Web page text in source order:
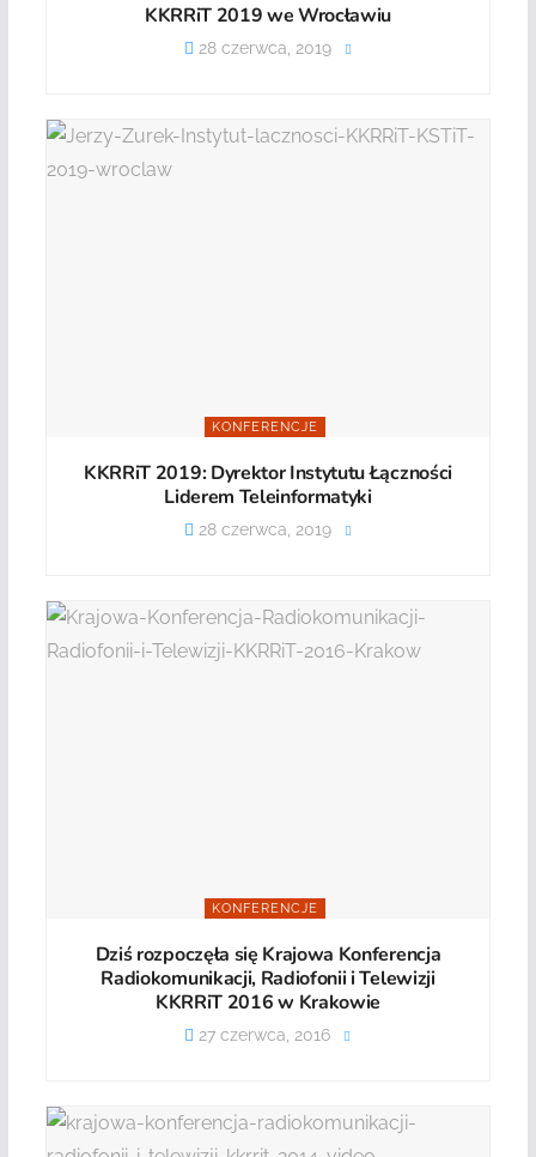
KKRRiT 2019 we Wrocławiu
28 czerwca, 2019
KONFERENCJE
KKRRiT 2019: Dyrektor Instytutu Łączności
Liderem Teleinformatyki
28 czerwca, 2019
KONFERENCJE
Dziś rozpoczęła się Krajowa Konferencja
Radiokomunikacji, Radiofonii i Telewizji
KKRRiT 2016 w Krakowie
27 czerwca, 2016